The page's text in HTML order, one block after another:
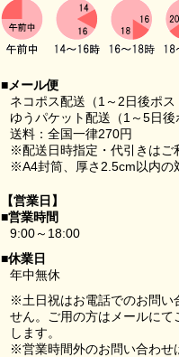
■メール便
ネコポス配送（1～2日後ポ
ゆうパケット配送（1～5日
送料：全国一律270円
※配送日時指定・代引きはご
※A4封筒、厚さ2.5cm以内の
【営業日】
■営業時間
9:00～18:00
■休業日
年中無休
※土日祝はお電話でのお問い
せん。ご用の方はメールに
します。
※営業時間外のお問い合わせ